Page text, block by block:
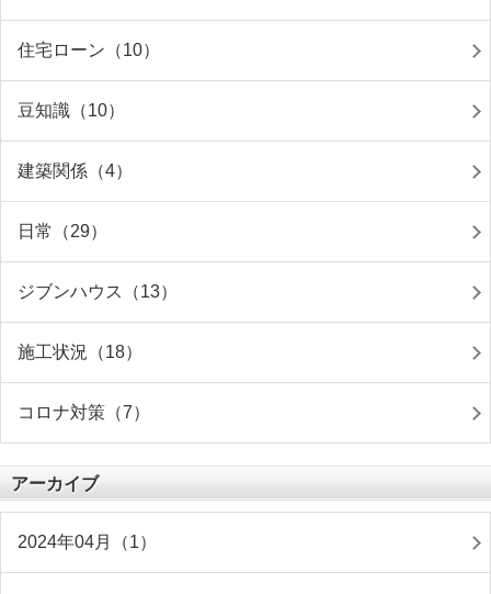
住宅ローン（10）
豆知識（10）
建築関係（4）
日常（29）
ジブンハウス（13）
施工状況（18）
コロナ対策（7）
アーカイブ
2024年04月（1）